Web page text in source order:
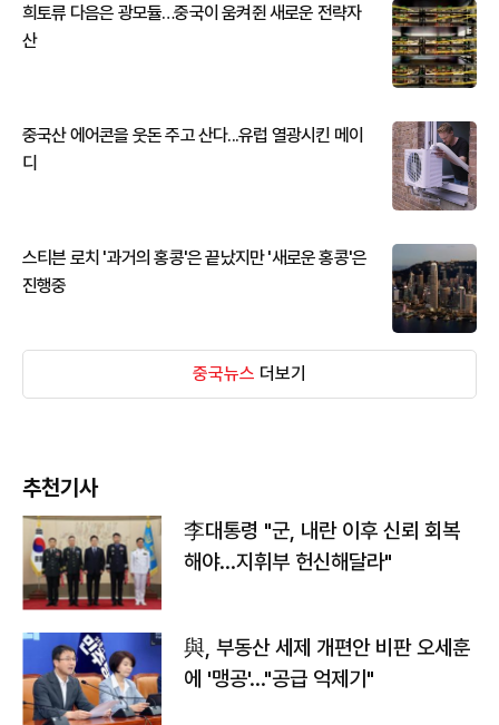
희토류 다음은 광모듈…중국이 움켜쥔 새로운 전략자
산
중국산 에어콘을 웃돈 주고 산다...유럽 열광시킨 메이
디
스티븐 로치 '과거의 홍콩'은 끝났지만 '새로운 홍콩'은
진행중
중국뉴스 더보기
추천기사
李대통령 "군, 내란 이후 신뢰 회복
해야…지휘부 헌신해달라"
與, 부동산 세제 개편안 비판 오세훈
에 '맹공'…"공급 억제기"